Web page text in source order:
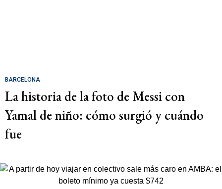
BARCELONA
La historia de la foto de Messi con
Yamal de niño: cómo surgió y cuándo
fue